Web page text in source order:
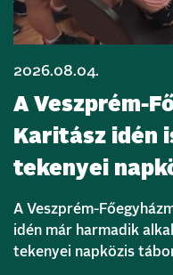
2026.08.04.
A Veszprém-
Karitász idén
tekenyei
A Veszprém-
idén már harmadik
tekenyei napközis